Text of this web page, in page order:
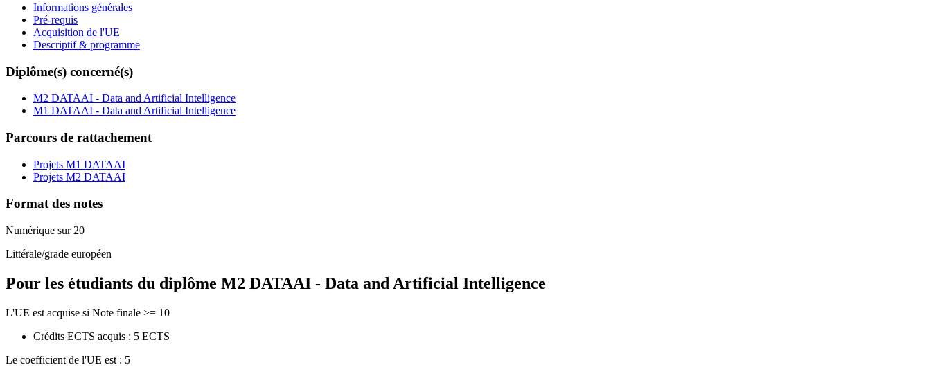
Informations générales
Pré-requis
Acquisition de l'UE
Descriptif & programme
Diplôme(s) concerné(s)
M2 DATAAI - Data and Artificial Intelligence
M1 DATAAI - Data and Artificial Intelligence
Parcours de rattachement
Projets M1 DATAAI
Projets M2 DATAAI
Format des notes
Numérique sur 20
Littérale/grade européen
Pour les étudiants du diplôme M2 DATAAI - Data and Artificial Intelligence
L'UE est acquise si Note finale >= 10
Crédits ECTS acquis : 5 ECTS
Le coefficient de l'UE est : 5